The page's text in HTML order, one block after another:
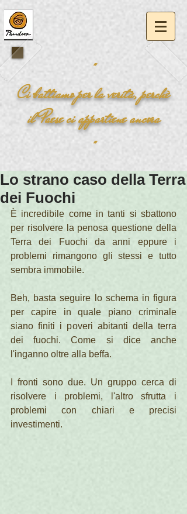
"
Ci battiamo per laverità, perchè
ilPaeseci appartiene ancora
"
Lo strano caso della Terra
dei Fuochi
È incredibile come in tanti si sbattono
per risolvere la penosa questione della
Terra dei Fuochi da anni eppure i
problemi rimangono gli stessi e tutto
sembra immobile.
Beh, basta seguire lo schema in figura
per capire in quale piano criminale
siano finiti i poveri abitanti della terra
dei fuochi. Come si dice anche
l'inganno oltre alla beffa.
I fronti sono due. Un gruppo cerca di
risolvere i problemi, l'altro sfrutta i
problemi con chiari e precisi
investimenti.